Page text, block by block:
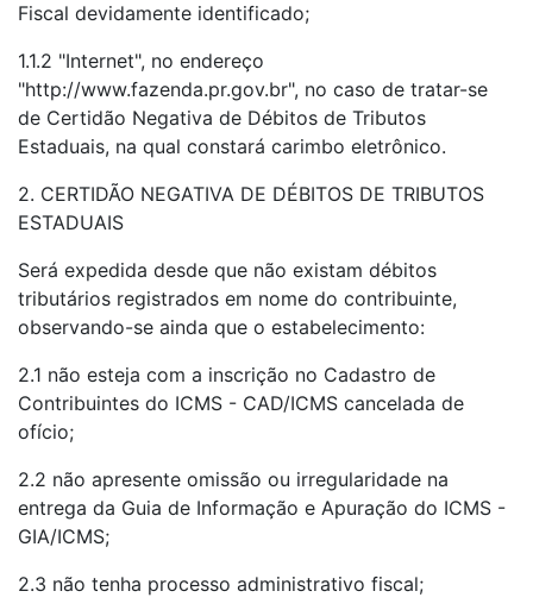
Fiscal devidamente identificado;
1.1.2 "Internet", no endereço
"http://www.fazenda.pr.gov.br", no caso de tratar-se
de Certidão Negativa de Débitos de Tributos
Estaduais, na qual constará carimbo eletrônico.
2. CERTIDÃO NEGATIVA DE DÉBITOS DE TRIBUTOS
ESTADUAIS
Será expedida desde que não existam débitos
tributários registrados em nome do contribuinte,
observando-se ainda que o estabelecimento:
2.1 não esteja com a inscrição no Cadastro de
Contribuintes do ICMS - CAD/ICMS cancelada de
ofício;
2.2 não apresente omissão ou irregularidade na
entrega da Guia de Informação e Apuração do ICMS -
GIA/ICMS;
2.3 não tenha processo administrativo fiscal;